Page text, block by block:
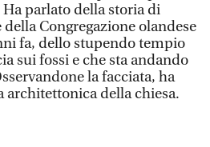
parlato della storia di
Congregazione olandese
fa, dello stupendo tempio
sui fossi e che sta andando
la facciata, ha
architettonica della chiesa.